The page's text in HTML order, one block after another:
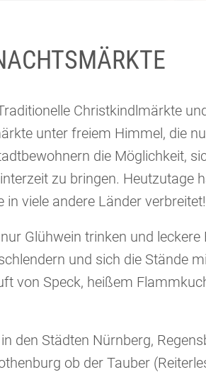
Christkindlmärkte
unter freiem Himmel, die
die Möglichkeit,
zu bringen. Heutzutage
viele andere Länder verbreitet!
Glühwein trinken und
und sich die Stände
von Speck, heißem
den Städten Nürnberg,
ob der Tauber